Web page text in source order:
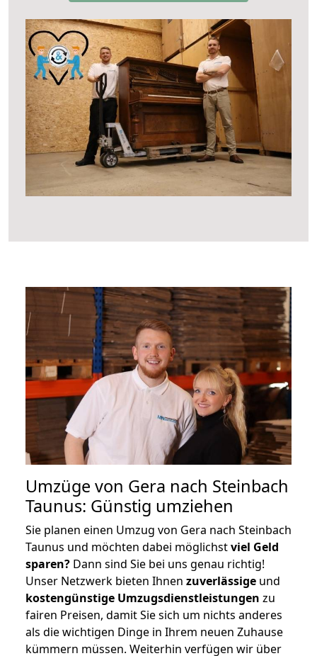
Umzüge von Gera nach Steinbach
Taunus: Günstig umziehen
Sie planen einen Umzug von Gera nach Steinbach
Taunus und möchten dabei möglichstviel Geld
sparen? Dann sind Sie bei uns genau richtig!
Unser Netzwerk bieten Ihnen zuverlässige und
kostengünstige Umzugsdienstleistungen zu
fairen Preisen, damit Sie sich um nichts anderes
als die wichtigen Dinge in Ihrem neuen Zuhause
kümmern müssen. Weiterhin verfügen wir über